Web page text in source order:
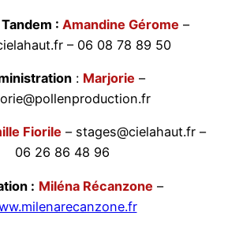
: Amandine Gérome –
– 06 08 78 89 50
: Marjorie –
Fiorile – stages@cielahaut.fr –
06 26 86 48 96
: Miléna Récanzone –